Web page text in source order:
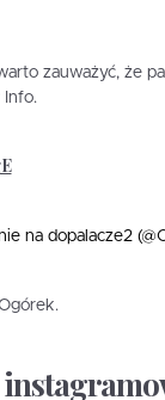
zauważyć, że
Info.
na dopalacze2